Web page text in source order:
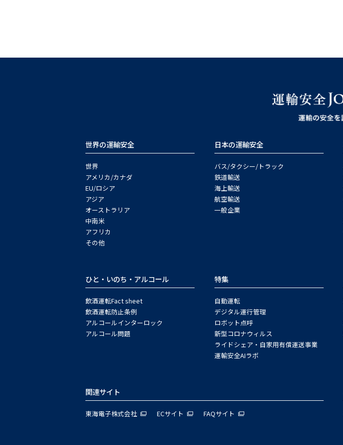
世界の運輸安全
世界
アメリカ/カナダ
EU/ロシア
アジア
オーストラリア
中南米
アフリカ
その他
日本の運輸安全
バス/タクシー/トラック
鉄道輸送
海上輸送
航空輸送
一般企業
ひと・いのち・アルコール
飲酒運転Fact sheet
飲酒運転防止条例
アルコールインターロック
アルコール問題
特集
自動運転
デジタル運行管理
ロボット点呼
新型コロナウィルス
ライドシェア・自家用有償運送事業
運輸安全AIラボ
関連サイト
東海電子株式会社 ECサイト FAQサイト